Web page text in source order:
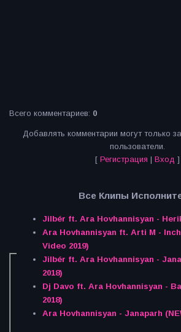
Всего комментариев: 0
Добавлять комментарии могут только
пользователи.
[ Регистрация | Вход ]
Все Клипы
Jilbér ft. Ara Hovhannisyan -
Ara Hovhannisyan ft. Arti M -
Video 2019)
Jilbér ft. Ara Hovhannisyan -
2018)
Dj Davo ft. Ara Hovhannisyan -
2018)